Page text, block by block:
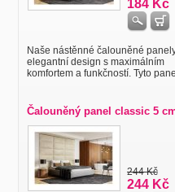
184 Kč
Naše nástěnné čalouněné
elegantní design s maximálním
komfortem a funkčností. Tyto
Čalouněný panel classic 5
244 Kč
244 Kč